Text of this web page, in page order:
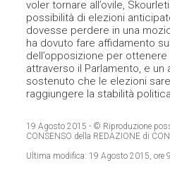
voler tornare all’ovile,
possibilità di elezioni
dovesse perdere in una
ha dovuto fare affidamento
dell’opposizione per
attraverso il Parlamento, e un
sostenuto che le elezioni
raggiungere la stabilità
19 Agosto 2015 - © Riproduzione
CONSENSO della REDAZIONE di
Ultima modifica: 19 Agosto 2015, ore